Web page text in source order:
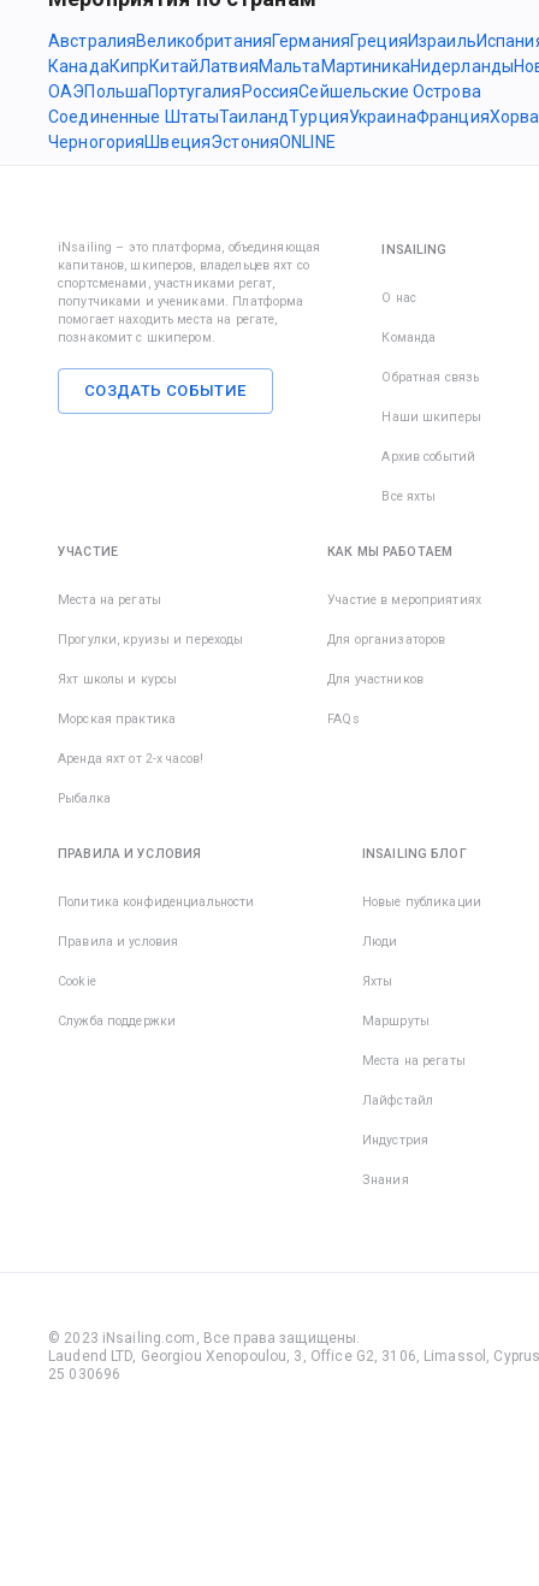
АвстралияВеликобританияГерманияГрецияИзраиль
КанадаКипрКитайЛатвияМальта МартиникаНидерланды
ОАЭПольшаПортугалия РоссияСейшельские Острова
Соединенные ШтатыТаиландТурцияУкраинаФранция
ЧерногорияШвецияЭстонияONLINE
iNsailing – это платформа, объединяющая
капитанов, шкиперов, владельцев яхт со
спортсменами, участниками регат,
попутчиками и учениками. Платформа
помогает находить места на регате,
познакомит с шкипером.
СОЗДАТЬ СОБЫТИЕ
INSAILING
О нас
Команда
Обратная связь
Наши шкиперы
Архив событий
Все яхты
УЧАСТИЕ
Места на регаты
Прогулки, круизы и переходы
Яхт школы и курсы
Морская практика
Аренда яхт от 2-х часов!
Рыбалка
КАК МЫ РАБОТАЕМ
Участие в мероприятиях
Для организаторов
Для участников
FAQs
ПРАВИЛА И УСЛОВИЯ
Политика конфиденциальности
Правила и условия
Cookie
Служба поддержки
INSAILING БЛОГ
Новые публикации
Люди
Яхты
Маршруты
Места на регаты
Лайфстайл
Индустрия
Знания
© 2023 iNsailing.com, Все права защищены.
Laudend LTD, Georgiou Xenopoulou, 3, Office G2, 3106, Limassol,
25 030696